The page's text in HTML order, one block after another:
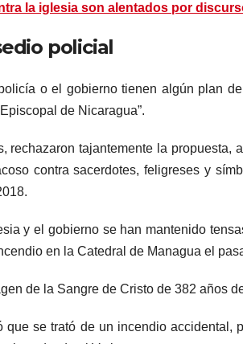
la iglesia son alentados por
policial
o el gobierno tienen algún plan
de Nicaragua”.
rechazaron tajantemente la
contra sacerdotes, feligreses y
y el gobierno se han mantenido
en la Catedral de Managua el
de la Sangre de Cristo de 382 años
que se trató de un incendio accidental,